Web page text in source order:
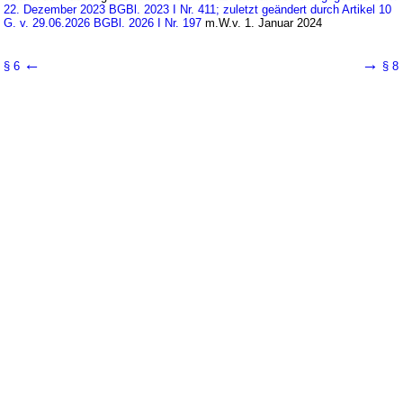
22. Dezember 2023 BGBl. 2023 I Nr. 411; zuletzt geändert durch Artikel 10
G. v. 29.06.2026 BGBl. 2026 I Nr. 197 m.W.v. 1. Januar 2024
§ 6 ← → § 8